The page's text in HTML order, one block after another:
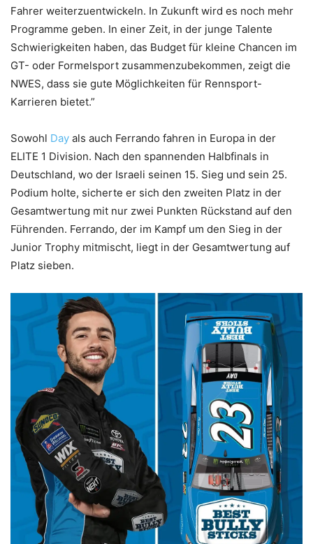
Fahrer weiterzuentwickeln. In Zukunft wird es noch mehr
Programme geben. In einer Zeit, in der junge Talente
Schwierigkeiten haben, das Budget für kleine Chancen im
GT- oder Formelsport zusammenzubekommen, zeigt die
NWES, dass sie gute Möglichkeiten für Rennsport-
Karrieren bietet.”
Sowohl Day als auch Ferrando fahren in Europa in der
ELITE 1 Division. Nach den spannenden Halbfinals in
Deutschland, wo der Israeli seinen 15. Sieg und sein 25.
Podium holte, sicherte er sich den zweiten Platz in der
Gesamtwertung mit nur zwei Punkten Rückstand auf den
Führenden. Ferrando, der im Kampf um den Sieg in der
Junior Trophy mitmischt, liegt in der Gesamtwertung auf
Platz sieben.